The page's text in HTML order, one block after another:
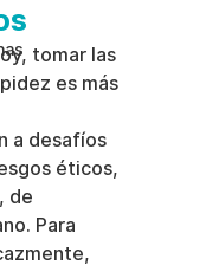
tomar las
es más
a desafíos
éticos,
de
Para